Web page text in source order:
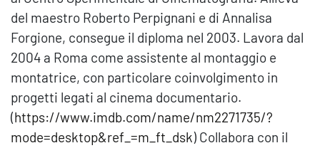
del maestro Roberto Perpignani e di Annalisa
Forgione, consegue il diploma nel 2003. Lavora dal
2004 a Roma come assistente al montaggio e
montatrice, con particolare coinvolgimento in
progetti legati al cinema documentario.
(https://www.imdb.com/name/nm2271735/?
mode=desktop&ref_=m_ft_dsk) Collabora con il